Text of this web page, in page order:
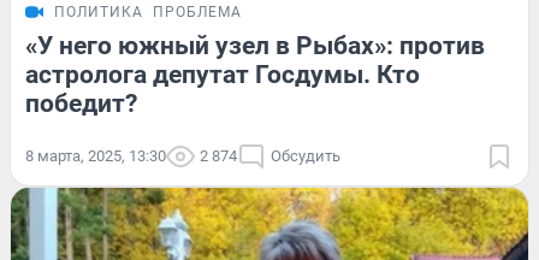
ПОЛИТИКА ПРОБЛЕМА
«У него южный узел в Рыбах»: против
астролога депутат Госдумы. Кто
победит?
8 марта, 2025, 13:30 2 874 Обсудить